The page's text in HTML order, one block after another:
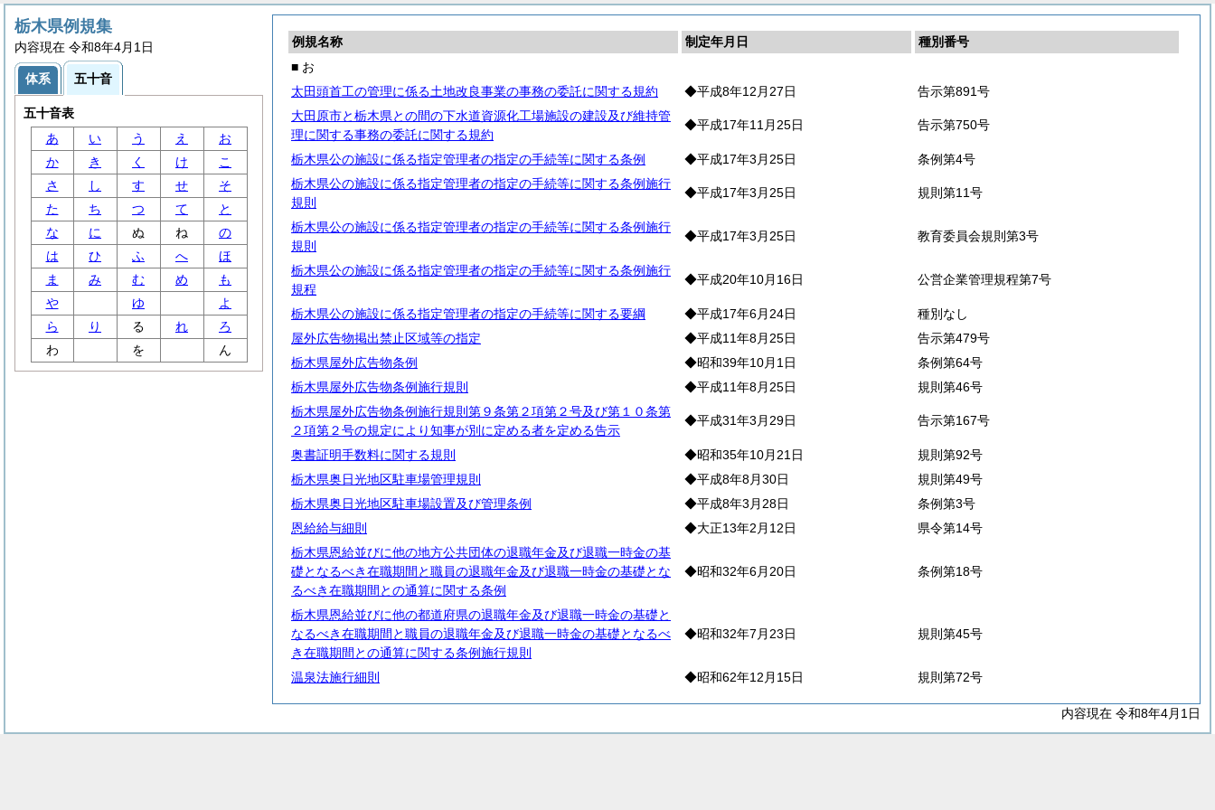
例規名称 制定年月日
種別番号
■ お
太田頭首工の管理に係る土地改良事業の事務の委託に関する規約
◆平成8年12月27日
告示第891号
大田原市と栃木県との間の下水道資源化工場施設の建設及び維持管
理に関する事務の委託に関する規約
◆平成17年11月25日 告示第750号
栃木県公の施設に係る指定管理者の指定の手続等に関する条例 ◆平成17年3月25日
条例第4号
栃木県公の施設に係る指定管理者の指定の手続等に関する条例施行
規則
◆平成17年3月25日 規則第11号
栃木県公の施設に係る指定管理者の指定の手続等に関する条例施行
規則
◆平成17年3月25日 教育委員会規則第3号
栃木県公の施設に係る指定管理者の指定の手続等に関する条例施行
規程
◆平成20年10月16日 公営企業管理規程第7号
栃木県公の施設に係る指定管理者の指定の手続等に関する要綱 ◆平成17年6月24日
種別なし
屋外広告物掲出禁止区域等の指定
◆平成11年8月25日
告示第479号
栃木県屋外広告物条例
◆昭和39年10月1日
条例第64号
栃木県屋外広告物条例施行規則
◆平成11年8月25日
規則第46号
栃木県屋外広告物条例施行規則第９条第２項第２号及び第１０条第
２項第２号の規定により知事が別に定める者を定める告示
◆平成31年3月29日 告示第167号
奥書証明手数料に関する規則 ◆昭和35年10月21日
規則第92号
栃木県奥日光地区駐車場管理規則
◆平成8年8月30日
規則第49号
栃木県奥日光地区駐車場設置及び管理条例
◆平成8年3月28日
条例第3号
恩給給与細則
◆大正13年2月12日
県令第14号
栃木県恩給並びに他の地方公共団体の退職年金及び退職一時金の基
礎となるべき在職期間と職員の退職年金及び退職一時金の基礎とな
るべき在職期間との通算に関する条例
◆昭和32年6月20日 条例第18号
栃木県恩給並びに他の都道府県の退職年金及び退職一時金の基礎と
なるべき在職期間と職員の退職年金及び退職一時金の基礎となるべ
き在職期間との通算に関する条例施行規則
◆昭和32年7月23日 規則第45号
温泉法施行細則 ◆昭和62年12月15日 規則第72号
内容現在 令和8年4月1日
栃木県例規集
内容現在 令和8年4月1日
体系 五十音
五十音表
あ
い う え
お
か
き く け
こ
さ
し す せ
そ
た
ち つ て
と
な
に ぬ ね
の
は
ひ ふ へ
ほ
ま
み む め
も
や
ゆ
よ
ら
り る れ
ろ
わ
を ん